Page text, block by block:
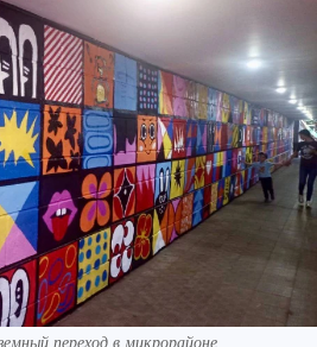
переход в микрорайоне